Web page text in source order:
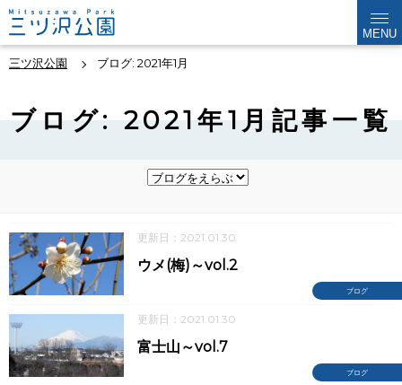
MENU
三ツ沢公園 ブログ: 2021年1月
ブログ: 2021年1月記事一覧
更新日：2021.01.30
ブログ
ウメ(梅)～vol.2
更新日：2021.01.30
ブログ
富士山～vol.7